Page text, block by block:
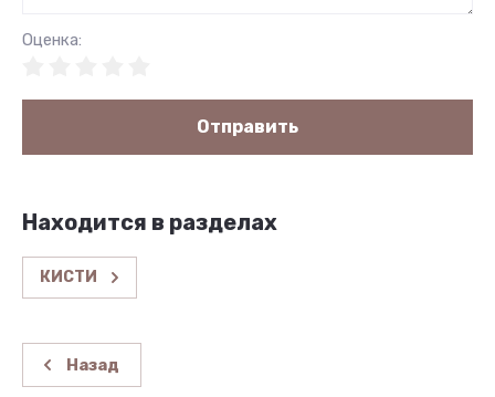
Оценка:
Отправить
Находится в разделах
КИСТИ
Назад